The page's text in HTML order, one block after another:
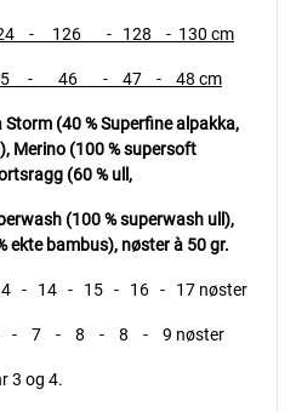
- 126 - 128 - 130 cm
- 46 - 47 - 48 cm
Storm (40 % Superfine alpakka,
Merino (100 % supersoft
(60 % ull,
(100 % superwash ull),
ekte bambus), nøster à 50 gr.
14 - 15 - 16 - 17 nøster
7 - 8 - 8 - 9 nøster
3 og 4.